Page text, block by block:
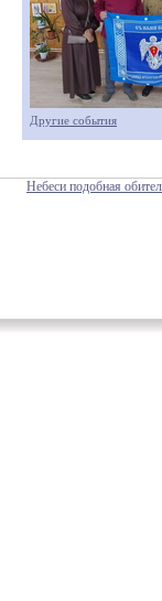
Другие события
Небеси подобная